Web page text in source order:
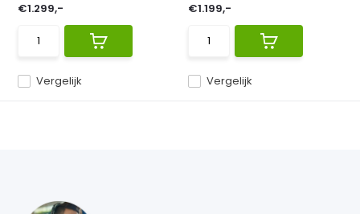
Vergelijk
€1.299,-
Vergelijk
€1.199,-